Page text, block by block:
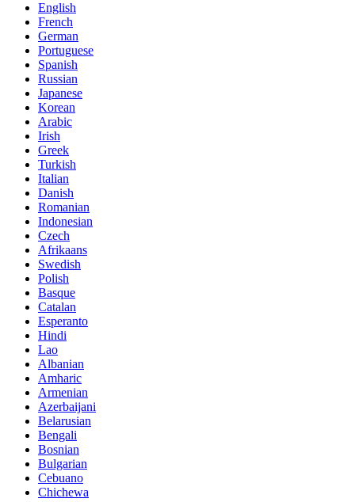
English
French
German
Portuguese
Spanish
Russian
Japanese
Korean
Arabic
Irish
Greek
Turkish
Italian
Danish
Romanian
Indonesian
Czech
Afrikaans
Swedish
Polish
Basque
Catalan
Esperanto
Hindi
Lao
Albanian
Amharic
Armenian
Azerbaijani
Belarusian
Bengali
Bosnian
Bulgarian
Cebuano
Chichewa